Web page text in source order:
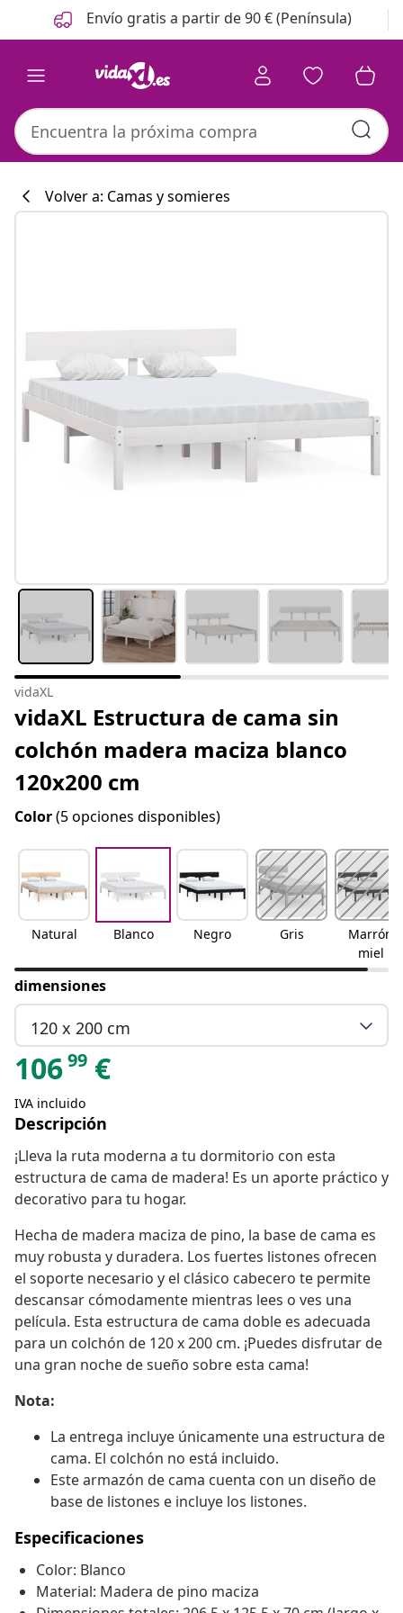
Anterior
Siguiente Envío gratis a partir de 90 € (Península)
Volver a: Camas y somieres
vidaXL
vidaXL Estructura de cama sin
colchón madera maciza blanco
120x200 cm
Color(5 opciones disponibles)
Natural Blanco Negro Gris
Marrón
miel
dimensiones
120 x 200 cm
10699 €
IVA incluido
Descripción
¡Lleva la ruta moderna a tu dormitorio con esta
estructura de cama de madera! Es un aporte práctico y
decorativo para tu hogar.
Hecha de madera maciza de pino, la base de cama es
muy robusta y duradera. Los fuertes listones ofrecen
el soporte necesario y el clásico cabecero te permite
descansar cómodamente mientras lees o ves una
película. Esta estructura de cama doble es adecuada
para un colchón de 120 x 200 cm. ¡Puedes disfrutar de
una gran noche de sueño sobre esta cama!
Nota:
La entrega incluye únicamente una estructura de
cama. El colchón no está incluido.
Este armazón de cama cuenta con un diseño de
base de listones e incluye los listones.
Especificaciones
Color: Blanco
Material: Madera de pino maciza